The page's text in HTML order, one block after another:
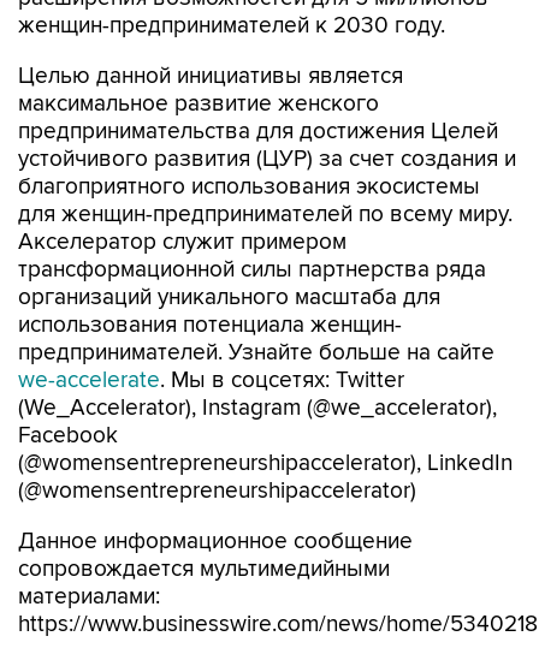
женщин-предпринимателей к 2030 году.
Целью данной инициативы является
максимальное развитие женского
предпринимательства для достижения Целей
устойчивого развития (ЦУР) за счет создания и
благоприятного использования экосистемы
для женщин-предпринимателей по всему миру.
Акселератор служит примером
трансформационной силы партнерства ряда
организаций уникального масштаба для
использования потенциала женщин-
предпринимателей. Узнайте больше на сайте
we-accelerate. Мы в соцсетях: Twitter
(We_Accelerator), Instagram (@we_accelerator),
Facebook
(@womensentrepreneurshipaccelerator), LinkedIn
(@womensentrepreneurshipaccelerator)
Данное информационное сообщение
сопровождается мультимедийными
материалами:
https://www.businesswire.com/news/home/